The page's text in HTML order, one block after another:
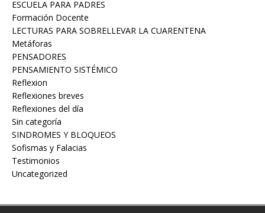
ESCUELA PARA PADRES
Formación Docente
LECTURAS PARA SOBRELLEVAR LA CUARENTENA
Metáforas
PENSADORES
PENSAMIENTO SISTÉMICO
Reflexion
Reflexiones breves
Reflexiones del día
Sin categoría
Sofismas y Falacias
Testimonios
Uncategorized